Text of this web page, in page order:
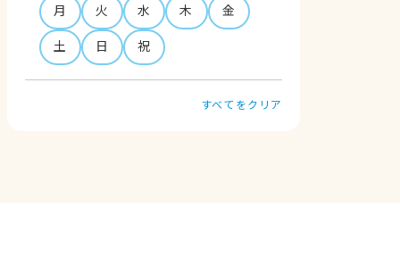
月 火 水 木
金
土
日 祝
すべてをクリア